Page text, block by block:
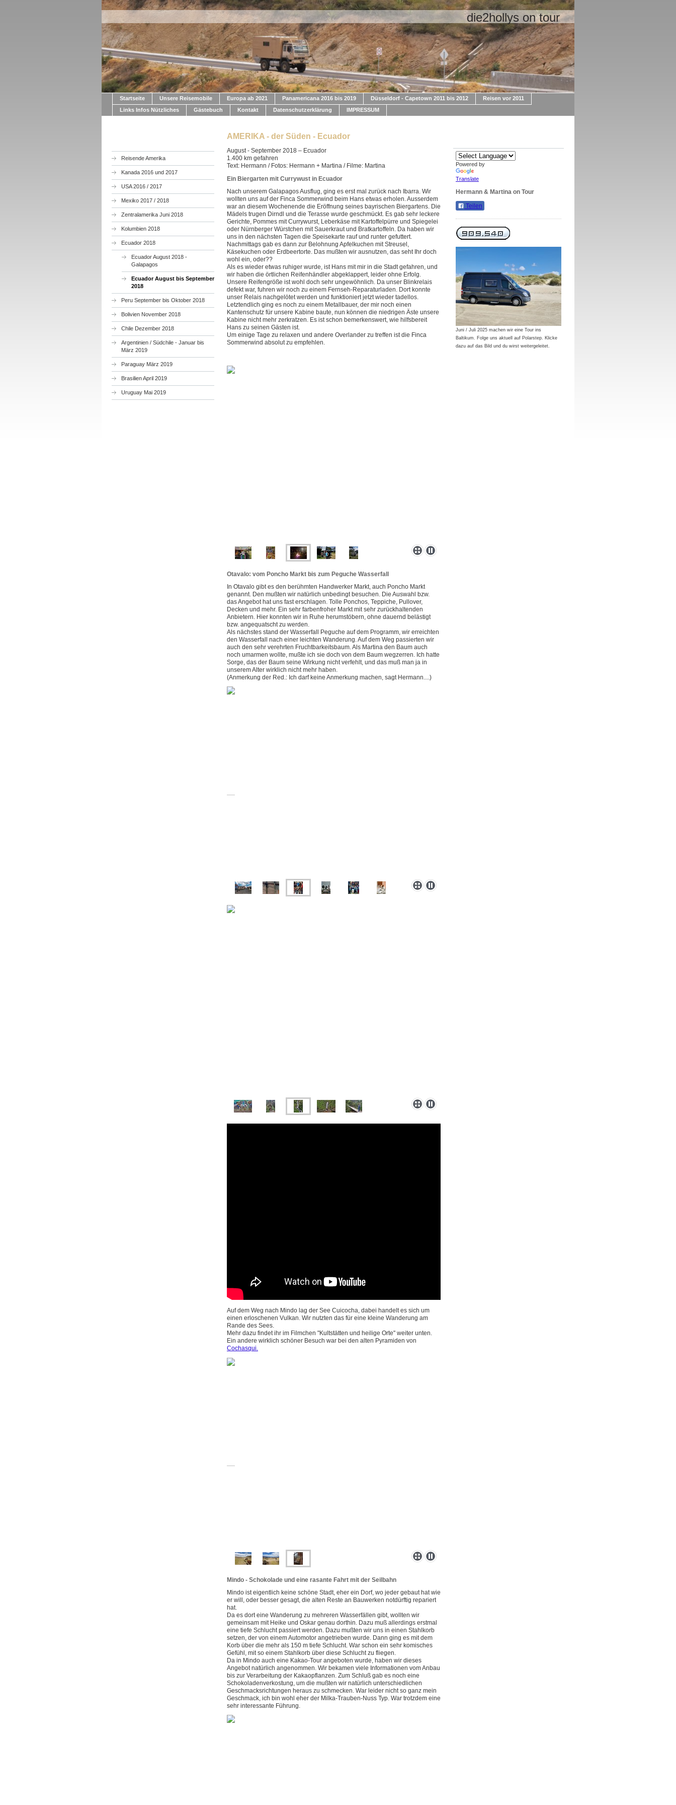
die2hollys on tour
Startseite Unsere Reisemobile Europa ab 2021 Panamericana 2016 bis 2019 Düsseldorf - Capetown 2011 bis 2012
Reisen vor 2011
Links Infos Nützliches
Gästebuch Kontakt Datenschutzerklärung IMPRESSUM
Reisende Amerika
Kanada 2016 und 2017
USA 2016 / 2017
Mexiko 2017 / 2018
Zentralamerika Juni 2018
Kolumbien 2018
Ecuador 2018
Ecuador August 2018 -
Galapagos
Ecuador August bis September
2018
Peru September bis Oktober 2018
Bolivien November 2018
Chile Dezember 2018
Argentinien / Südchile - Januar bis
März 2019
Paraguay März 2019
Brasilien April 2019
Uruguay Mai 2019
AMERIKA - der Süden - Ecuador
August - September 2018 – Ecuador
1.400 km gefahren
Text: Hermann / Fotos: Hermann + Martina / Filme: Martina
Ein Biergarten mit Currywust in Ecuador
Nach unserem Galapagos Ausflug, ging es erst mal zurück nach Ibarra. Wir
wollten uns auf der Finca Sommerwind beim Hans etwas erholen. Ausserdem
war an diesem Wochenende die Eröffnung seines bayrischen Biergartens. Die
Mädels trugen Dirndl und die Terasse wurde geschmückt. Es gab sehr leckere
Gerichte, Pommes mit Currywurst, Leberkäse mit Kartoffelpürre und Spiegelei
oder Nürnberger Würstchen mit Sauerkraut und Bratkartoffeln. Da haben wir
uns in den nächsten Tagen die Speisekarte rauf und runter gefuttert.
Nachmittags gab es dann zur Belohnung Apfelkuchen mit Streusel,
Käsekuchen oder Erdbeertorte. Das mußten wir ausnutzen, das seht Ihr doch
wohl ein, oder??
Als es wieder etwas ruhiger wurde, ist Hans mit mir in die Stadt gefahren, und
wir haben die örtlichen Reifenhändler abgeklappert, leider ohne Erfolg.
Unsere Reifengröße ist wohl doch sehr ungewöhnlich. Da unser Blinkrelais
defekt war, fuhren wir noch zu einem Fernseh-Reparaturladen. Dort konnte
unser Relais nachgelötet werden und funktioniert jetzt wieder tadellos.
Letztendlich ging es noch zu einem Metallbauer, der mir noch einen
Kantenschutz für unsere Kabine baute, nun können die niedrigen Äste unsere
Kabine nicht mehr zerkratzen. Es ist schon bemerkenswert, wie hilfsbereit
Hans zu seinen Gästen ist.
Um einige Tage zu relaxen und andere Overlander zu treffen ist die Finca
Sommerwind absolut zu empfehlen.
Otavalo: vom Poncho Markt bis zum Peguche Wasserfall
In Otavalo gibt es den berühmten Handwerker Markt, auch Poncho Markt
genannt. Den mußten wir natürlich unbedingt besuchen. Die Auswahl bzw.
das Angebot hat uns fast erschlagen. Tolle Ponchos, Teppiche, Pullover,
Decken und mehr. Ein sehr farbenfroher Markt mit sehr zurückhaltenden
Anbietern. Hier konnten wir in Ruhe herumstöbern, ohne dauernd belästigt
bzw. angequatscht zu werden.
Als nächstes stand der Wasserfall Peguche auf dem Programm, wir erreichten
den Wasserfall nach einer leichten Wanderung. Auf dem Weg passierten wir
auch den sehr verehrten Fruchtbarkeitsbaum. Als Martina den Baum auch
noch umarmen wollte, mußte ich sie doch von dem Baum wegzerren. Ich hatte
Sorge, das der Baum seine Wirkung nicht verfehlt, und das muß man ja in
unserem Alter wirklich nicht mehr haben.
(Anmerkung der Red.: Ich darf keine Anmerkung machen, sagt Hermann....)
Auf dem Weg nach Mindo lag der See Cuicocha, dabei handelt es sich um
einen erloschenen Vulkan. Wir nutzten das für eine kleine Wanderung am
Rande des Sees.
Mehr dazu findet ihr im Filmchen "Kultstätten und heilige Orte" weiter unten.
Ein andere wirklich schöner Besuch war bei den alten Pyramiden von
Cochasqui.
Mindo - Schokolade und eine rasante Fahrt mit der Seilbahn
Mindo ist eigentlich keine schöne Stadt, eher ein Dorf, wo jeder gebaut hat wie
er will, oder besser gesagt, die alten Reste an Bauwerken notdürftig repariert
hat.
Da es dort eine Wanderung zu mehreren Wasserfällen gibt, wollten wir
gemeinsam mit Heike und Oskar genau dorthin. Dazu muß allerdings erstmal
eine tiefe Schlucht passiert werden. Dazu mußten wir uns in einen Stahlkorb
setzen, der von einem Automotor angetrieben wurde. Dann ging es mit dem
Korb über die mehr als 150 m tiefe Schlucht. War schon ein sehr komisches
Gefühl, mit so einem Stahlkorb über diese Schlucht zu fliegen.
Da in Mindo auch eine Kakao-Tour angeboten wurde, haben wir dieses
Angebot natürlich angenommen. Wir bekamen viele Informationen vom Anbau
bis zur Verarbeitung der Kakaopflanzen. Zum Schluß gab es noch eine
Schokoladenverkostung, um die mußten wir natürlich unterschiedlichen
Geschmacksrichtungen heraus zu schmecken. War leider nicht so ganz mein
Geschmack, ich bin wohl eher der Milka-Trauben-Nuss Typ. War trotzdem eine
sehr interessante Führung.
Powered by
Translate
Hermann & Martina on Tour
Teilen
Juni / Juli 2025 machen wir eine Tour ins
Baltikum. Folge uns aktuell auf Polarstep. Klicke
dazu auf das Bild und du wirst weitergeleitet.